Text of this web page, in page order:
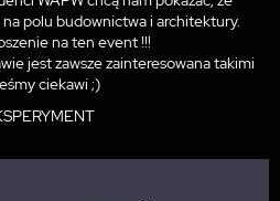
polu budownictwa i architektury.
na ten event !!!
jest zawsze zainteresowana takimi
ciekawi ;)